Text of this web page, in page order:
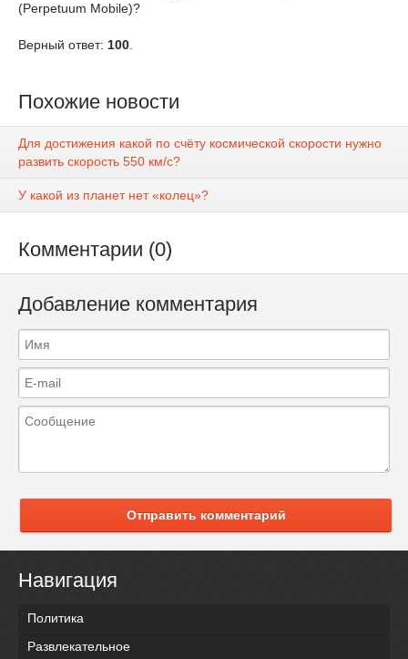
(Perpetuum Mobile)?
Верный ответ: 100
Похожие новости
Для достижения какой по счёту космической скорости нужно
развить скорость 550 км/с?
У какой из планет нет «колец»?
Комментарии (0)
Добавление комментария
Отправить комментарий
Навигация
Политика
Развлекательное